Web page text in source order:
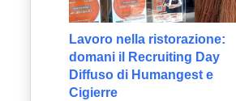
Lavoro nella ristorazione:
domani il Recruiting Day
Diffuso di Humangest e
Cigierre